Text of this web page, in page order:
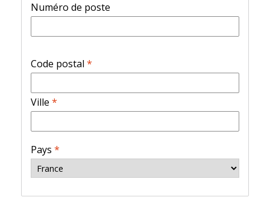
Numéro de poste
Code postal *
Ville *
Pays *